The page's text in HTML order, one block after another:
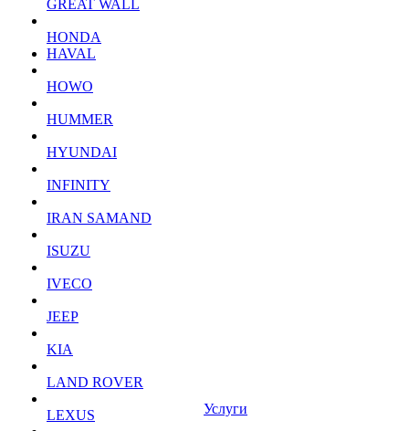
GREAT WALL
HONDA
HAVAL
HOWO
HUMMER
HYUNDAI
INFINITY
IRAN SAMAND
ISUZU
IVECO
JEEP
KIA
LAND ROVER
LEXUS
Услуги